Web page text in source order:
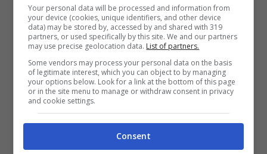
potere saziante e che vi aiuteranno a non avere
fame in questa fase di dimagrimento.Ecco quali
sono.
I cibi sazianti e dimagranti
per una dieta efficace
Per una corretta disintossicazione, senza dubbio, è
importante assumere molti liquidi e cibi ricchi
Your personal data will be processed and information from
your device (cookies, unique identifiers, and other device
data) may be stored by, accessed by and shared with 319
partners, or used specifically by this site. We and our partners
may use precise geolocation data. List of partners.
Some vendors may process your personal data on the basis
of legitimate interest, which you can object to by managing
your options below. Look for a link at the bottom of this page
or in the site menu to manage or withdraw consent in privacy
and cookie settings.
Consent